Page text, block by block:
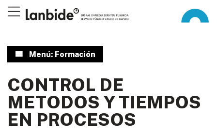
Menú: Formación
CONTROL DE
METODOS Y TIEMPOS
EN PROCESOS